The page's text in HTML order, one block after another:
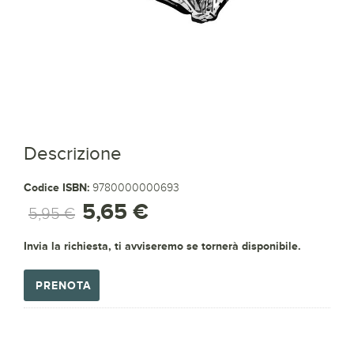
Descrizione
Codice ISBN: 9780000000693
5,95 € 5,65 €
Invia la richiesta, ti avviseremo se tornerà disponibile.
PRENOTA